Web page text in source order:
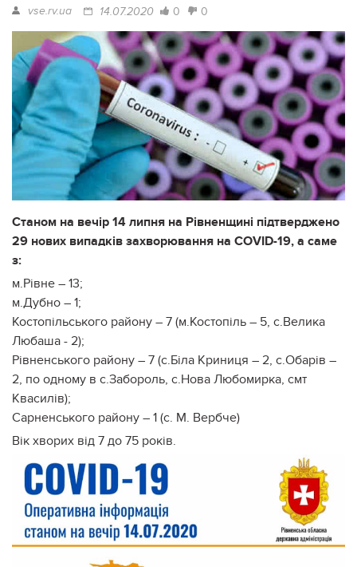
vse.rv.ua 14.07.2020 0 0
Станом на вечір 14 липня на Рівненщині підтверджено
29 нових випадків захворювання на COVID-19, а саме
з:
м.Рівне – 13;
м.Дубно – 1;
Костопільського району – 7 (м.Костопіль – 5, с.Велика
Любаша - 2);
Рівненського району – 7 (с.Біла Криниця – 2, с.Обарів –
2, по одному в с.Забороль, с.Нова Любомирка, смт
Квасилів);
Сарненського району – 1 (с. М. Вербче)
Вік хворих від 7 до 75 років.